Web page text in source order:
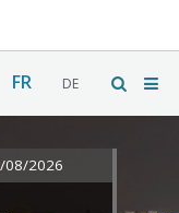
FR DE
08/2026